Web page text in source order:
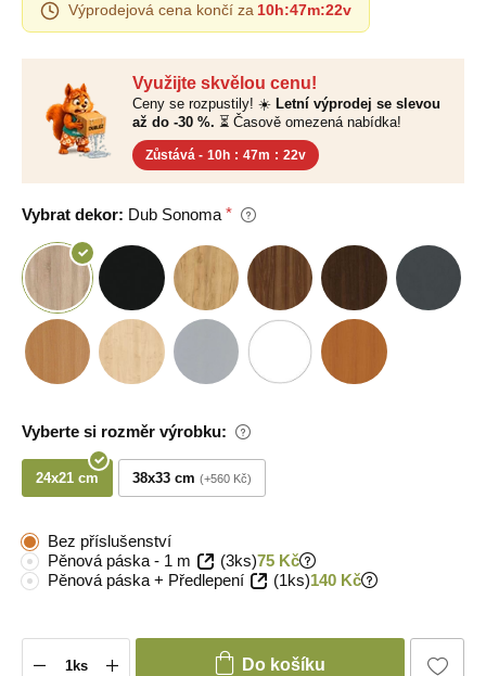
Využijte skvělou cenu!
Ceny se rozpustily! ☀️ Letní výprodej se slevou
až do -30 %. ⏳ Časově omezená nabídka!
Zůstává - 10h : 47m : 21v
Vybrat dekor: Dub Sonoma
Vyberte si rozměr výrobku:
24x21 cm 38x33 cm +560 Kč
Výprodejová cena končí za 10h:47m:21v
Bez příslušenství
Pěnová páska - 1 m
(3ks)75 Kč
Pěnová páska + Předlepení
(1ks)140 Kč
Do košíku